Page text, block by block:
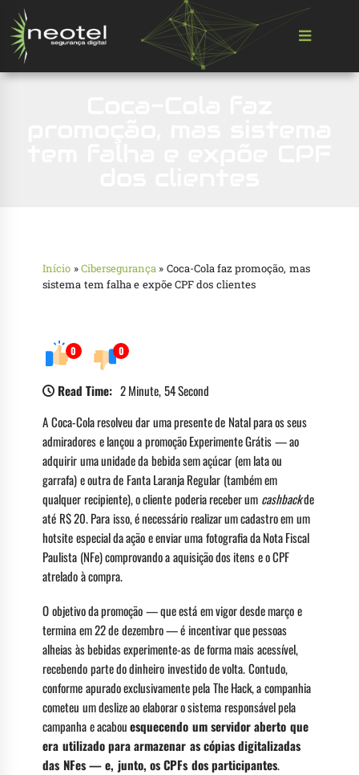
Início »Cibersegurança » Coca-Cola faz promoção, mas
sistema tem falha e expõe CPF dos clientes
0 0
Read Time: 2 Minute, 54 Second
A Coca-Cola resolveu dar uma presente de Natal para os seus
admiradores e lançou a promoção Experimente Grátis — ao
adquirir uma unidade da bebida sem açúcar (em lata ou
garrafa) e outra de Fanta Laranja Regular (também em
qualquer recipiente), o cliente poderia receber um cashbackde
até R$ 20. Para isso, é necessário realizar um cadastro em um
hotsite especial da ação e enviar uma fotografia da Nota Fiscal
Paulista (NFe) comprovando a aquisição dos itens e o CPF
atrelado à compra.
O objetivo da promoção — que está em vigor desde março e
termina em 22 de dezembro — é incentivar que pessoas
alheias às bebidas experimente-as de forma mais acessível,
recebendo parte do dinheiro investido de volta. Contudo,
conforme apurado exclusivamente pela The Hack, a companhia
cometeu um deslize ao elaborar o sistema responsável pela
campanha e acabouesquecendo um servidor aberto que
era utilizado para armazenar as cópias digitalizadas
das NFes — e, junto, os CPFs dos participantes.